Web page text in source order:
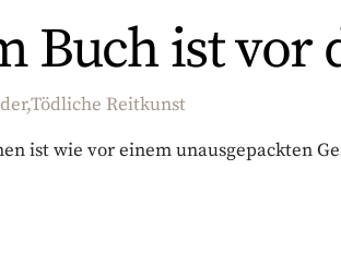
Buch ist vor
,Tödliche Reitkunst
ist wie vor einem unausgepackten